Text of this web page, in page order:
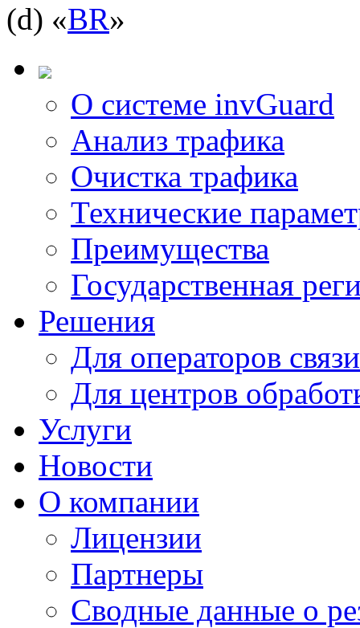
(d) «BR»
О системе invGuard
Анализ трафика
Очистка трафика
Технические
Преимущества
Государственная
Решения
Для операторов связи
Для центров
Услуги
Новости
О компании
Лицензии
Партнеры
Cводные данные о